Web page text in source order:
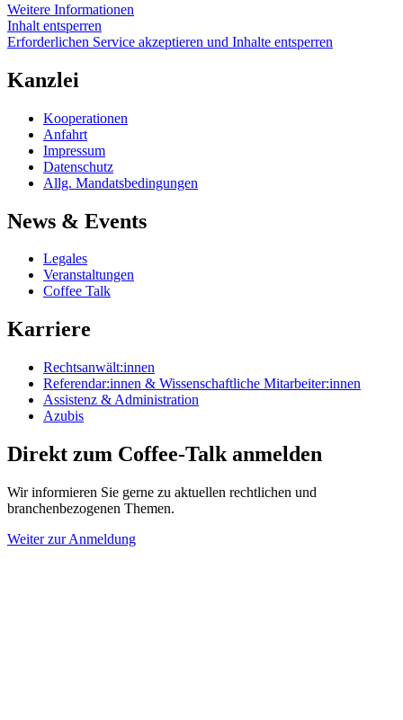
Weitere Informationen
Inhalt entsperren
Erforderlichen Service akzeptieren und Inhalte entsperren
Kanzlei
Kooperationen
Anfahrt
Impressum
Datenschutz
Allg. Mandatsbedingungen
News & Events
Legales
Veranstaltungen
Coffee Talk
Karriere
Rechtsanwält:innen
Referendar:innen & Wissenschaftliche Mitarbeiter:innen
Assistenz & Administration
Azubis
Direkt zum Coffee-Talk anmelden
Wir informieren Sie gerne zu aktuellen rechtlichen und
branchenbezogenen Themen.
Weiter zur Anmeldung